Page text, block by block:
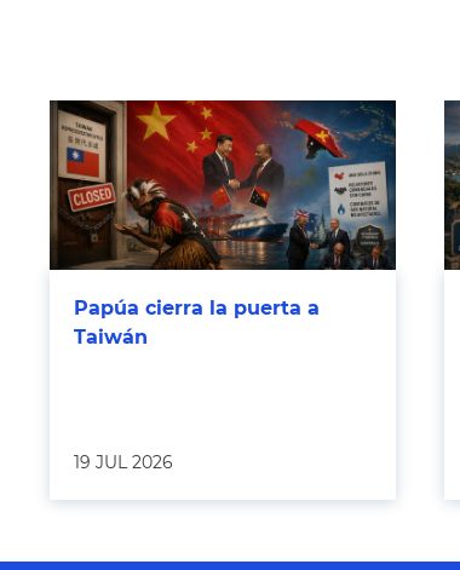
Papúa cierra la puerta a
Taiwán
19 JUL 2026